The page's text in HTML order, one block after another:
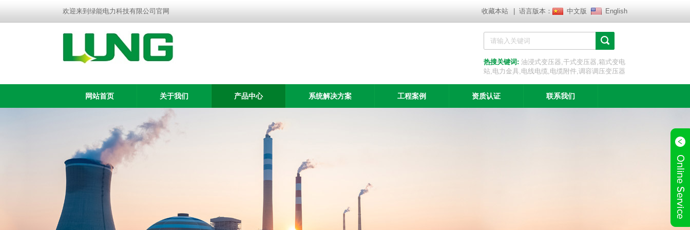
欢迎来到绿能电力科技有限公司官网 收藏本站 | 语言版本： 中文版 English
热搜关键词: 油浸式变压器,干式变压器,箱式变电
站,电力金具,电线电缆,电缆附件,调容调压变压器
网站首页 关于我们 产品中心 系统解决方案 工程案例 资质认证 联系我们